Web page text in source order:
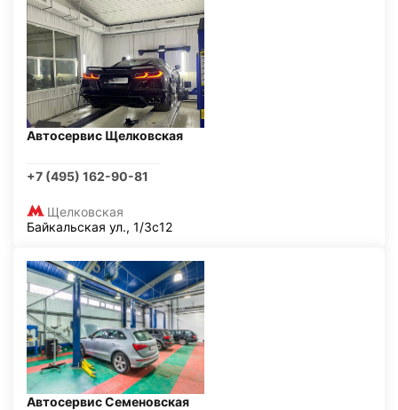
Автосервис Щелковская
+7 (495) 162-90-81
Щелковская
Байкальская ул., 1/3с12
Автосервис Семеновская